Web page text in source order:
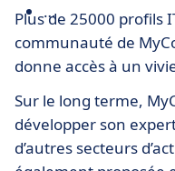
…
Plus de 25000 profils
communauté de
donne accès à un
Sur le long terme,
développer son
d’autres secteurs